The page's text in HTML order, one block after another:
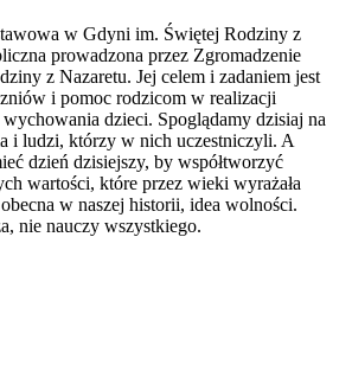
w Gdyni im. Świętej Rodziny z
prowadzona przez Zgromadzenie
z Nazaretu. Jej celem i zadaniem jest
i pomoc rodzicom w realizacji
dzieci. Spoglądamy dzisiaj na
i ludzi, którzy w nich uczestniczyli. A
dzień dzisiejszy, by współtworzyć
wartości, które przez wieki wyrażała
w naszej historii, idea wolności.
nie nauczy wszystkiego.